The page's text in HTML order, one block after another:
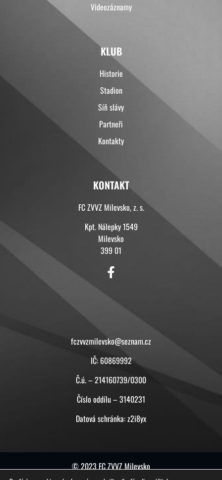
Videozáznamy
KLUB
Historie
Stadion
Síň slávy
Partneři
Kontakty
KONTAKT
FC ZVVZ Milevsko, z. s.
Kpt. Nálepky 1549
Milevsko
399 01
fczvvzmilevsko@seznam.cz
IČ: 60869992
Č.ú. – 214160739/0300
Číslo oddílu – 3140231
Datová schránka: z2i8yx
© 2023 FC ZVVZ Milevsko